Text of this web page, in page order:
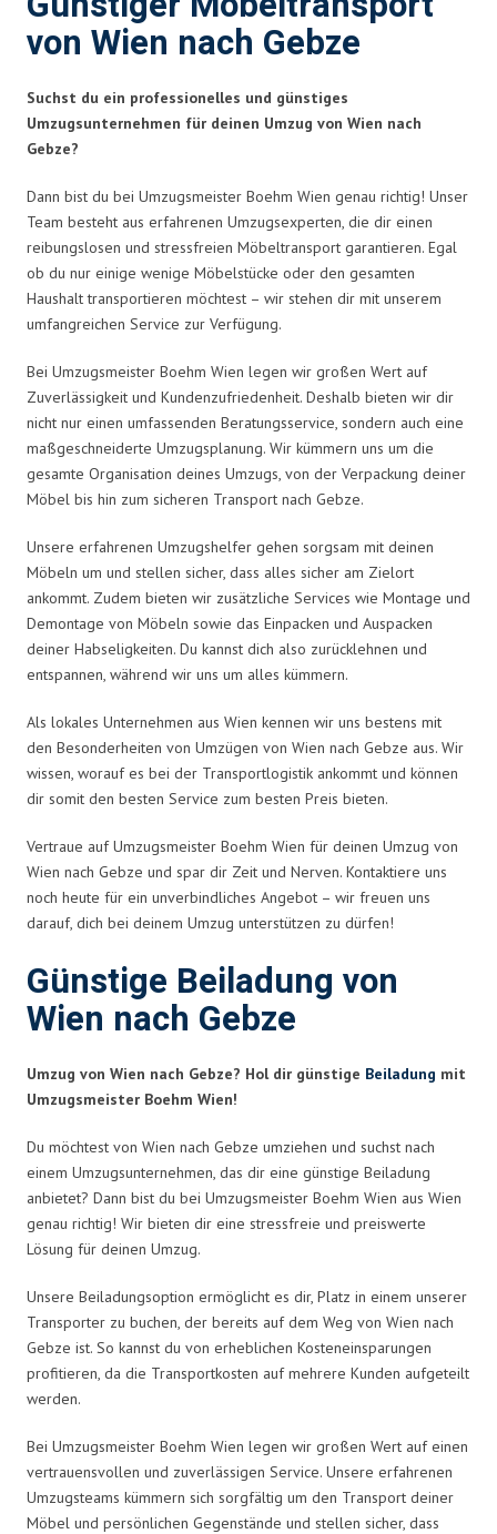
von Wien nach Gebze
Suchst du ein professionelles und günstiges
Umzugsunternehmen für deinen Umzug von Wien nach
Gebze?
Dann bist du bei Umzugsmeister Boehm Wien genau richtig! Unser
Team besteht aus erfahrenen Umzugsexperten, die dir einen
reibungslosen und stressfreien Möbeltransport garantieren. Egal
ob du nur einige wenige Möbelstücke oder den gesamten
Haushalt transportieren möchtest – wir stehen dir mit unserem
umfangreichen Service zur Verfügung.
Bei Umzugsmeister Boehm Wien legen wir großen Wert auf
Zuverlässigkeit und Kundenzufriedenheit. Deshalb bieten wir dir
nicht nur einen umfassenden Beratungsservice, sondern auch eine
maßgeschneiderte Umzugsplanung. Wir kümmern uns um die
gesamte Organisation deines Umzugs, von der Verpackung deiner
Möbel bis hin zum sicheren Transport nach Gebze.
Unsere erfahrenen Umzugshelfer gehen sorgsam mit deinen
Möbeln um und stellen sicher, dass alles sicher am Zielort
ankommt. Zudem bieten wir zusätzliche Services wie Montage und
Demontage von Möbeln sowie das Einpacken und Auspacken
deiner Habseligkeiten. Du kannst dich also zurücklehnen und
entspannen, während wir uns um alles kümmern.
Als lokales Unternehmen aus Wien kennen wir uns bestens mit
den Besonderheiten von Umzügen von Wien nach Gebze aus. Wir
wissen, worauf es bei der Transportlogistik ankommt und können
dir somit den besten Service zum besten Preis bieten.
Vertraue auf Umzugsmeister Boehm Wien für deinen Umzug von
Wien nach Gebze und spar dir Zeit und Nerven. Kontaktiere uns
noch heute für ein unverbindliches Angebot – wir freuen uns
darauf, dich bei deinem Umzug unterstützen zu dürfen!
Günstige Beiladung von
Wien nach Gebze
Umzug von Wien nach Gebze? Hol dir günstige Beiladung mit
Umzugsmeister Boehm Wien!
Du möchtest von Wien nach Gebze umziehen und suchst nach
einem Umzugsunternehmen, das dir eine günstige Beiladung
anbietet? Dann bist du bei Umzugsmeister Boehm Wien aus Wien
genau richtig! Wir bieten dir eine stressfreie und preiswerte
Lösung für deinen Umzug.
Unsere Beiladungsoption ermöglicht es dir, Platz in einem unserer
Transporter zu buchen, der bereits auf dem Weg von Wien nach
Gebze ist. So kannst du von erheblichen Kosteneinsparungen
profitieren, da die Transportkosten auf mehrere Kunden aufgeteilt
werden.
Bei Umzugsmeister Boehm Wien legen wir großen Wert auf einen
vertrauensvollen und zuverlässigen Service. Unsere erfahrenen
Umzugsteams kümmern sich sorgfältig um den Transport deiner
Möbel und persönlichen Gegenstände und stellen sicher, dass